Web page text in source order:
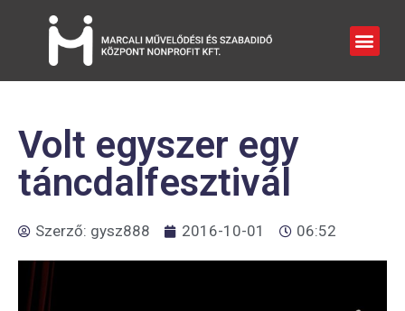
Volt egyszer egy
táncdalfesztivál
Szerző: gysz888 2016-10-01 06:52